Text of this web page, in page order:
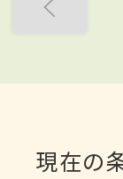
現在の